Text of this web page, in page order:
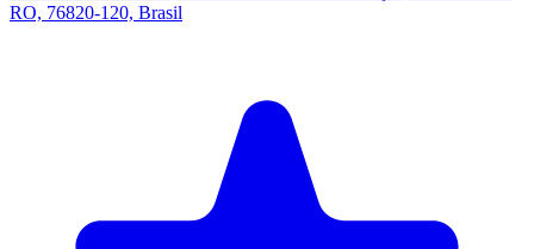
RO, 76820-120, Brasil